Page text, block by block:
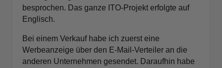
besprochen. Das ganze ITO-Projekt erfolgte auf
Englisch.
Bei einem Verkauf habe ich zuerst eine
Werbeanzeige über den E-Mail-Verteiler an die
anderen Unternehmen gesendet. Daraufhin habe